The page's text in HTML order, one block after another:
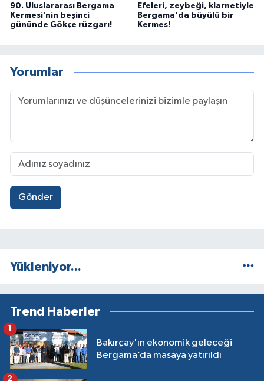
90. Uluslararası Bergama
Kermesi’nin beşinci
gününde Gökçe rüzgarı!
Efeleri, zeybeği, klarnetiyle
Bergama'da büyülü bir
Kermes!
Yorumlar
Gönder
Yükleniyor...
Trend Haberler
Bakırçay'ın ekonomik geleceği
Bergama’da masaya yatırıldı
1
2